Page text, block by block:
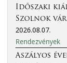
Időszaki
Szolnok
2026.08.07.
Rendezvények
Aszályos